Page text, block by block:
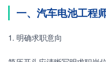
一、汽车电池工程
1. 明确求职意向